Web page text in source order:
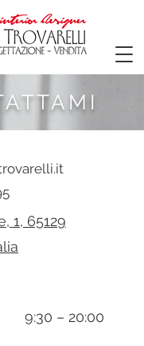
1, 65129
9:30 – 20:00